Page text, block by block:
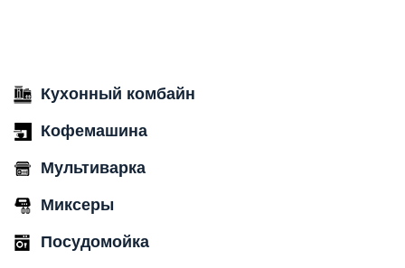
Кухонный комбайн
Кофемашина
Мультиварка
Миксеры
Посудомойка